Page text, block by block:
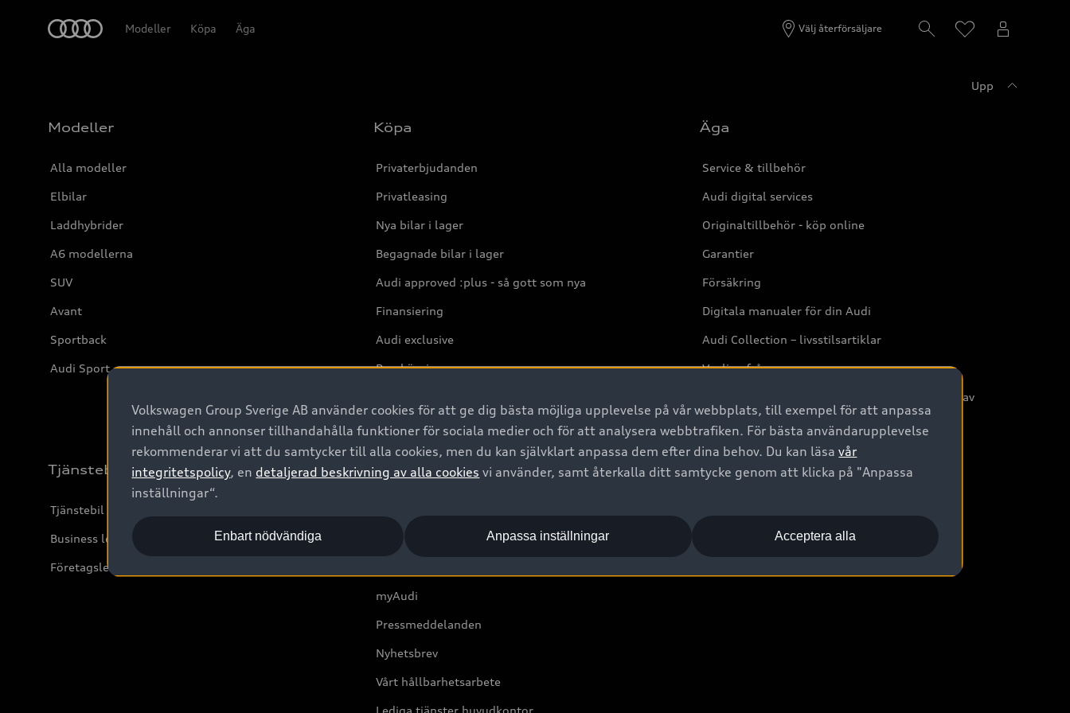
Modeller Köpa Äga Välj återförsäljare
Upp
Modeller
Alla modeller
Elbilar
Laddhybrider
A6 modellerna
SUV
Avant
Sportback
Audi Sport
Köpa
Privaterbjudanden
Privatleasing
Nya bilar i lager
Begagnade bilar i lager
Audi approved :plus - så gott som nya
Finansiering
Audi exclusive
Provkörning
Äga
Service & tillbehör
Audi digital services
Originaltillbehör - köp online
Garantier
Försäkring
Digitala manualer för din Audi
Audi Collection – livsstilsartiklar
Vanliga frågor
2G/3G nätet stängs ned - Hur påverkas min bil av
detta?
Tjänstebil
Tjänstebil
Business lease online
Företagsleasing
Om Audi Sverige
Boka Service online
myAudi
Pressmeddelanden
Nyhetsbrev
Vårt hållbarhetsarbete
Lediga tjänster huvudkontor
Volkswagen Group Sverige AB använder cookies för att ge dig bästa möjliga upplevelse på vår webbplats, till exempel för att anpassa
innehåll och annonser tillhandahålla funktioner för sociala medier och för att analysera webbtrafiken. För bästa användarupplevelse
rekommenderar vi att du samtycker till alla cookies, men du kan självklart anpassa dem efter dina behov. Du kan läsavår
integritetspolicy, en detaljerad beskrivning av alla cookies vi använder, samt återkalla ditt samtycke genom att klicka på "Anpassa
inställningar“.
Acceptera alla
Enbart nödvändiga Anpassa inställningar